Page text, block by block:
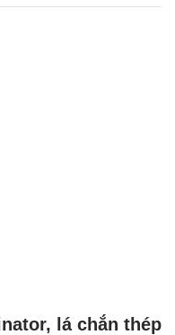
lá chắn thép